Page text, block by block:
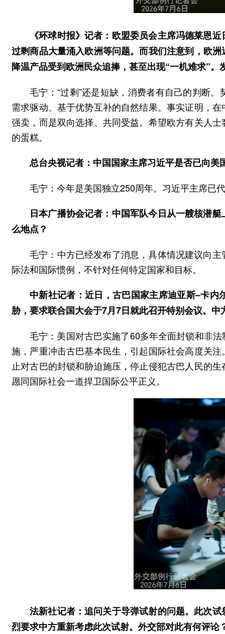
《环球时报》记者：欧盟委员会主席冯德莱恩
过剩商品大量涌入欧洲等问题。而我们注意到，欧
降温产品受到欧洲民众追捧，甚至出现“一机难求”。
毛宁：“过剩”还是短缺，消费者有自己的判断
需求驱动、基于优势互补的自然结果。事实证明，
强卖，而是双向选择、共同受益。希望欧方有关人
的蛋糕。
总台央视记者：中国国家主席习近平是否已向
毛宁：今年是美国独立250周年。习近平主席已
日本广播协会记者：中国军队今日从一艘核潜
么地点？
毛宁：中方已经发布了消息，具体情况建议向
际法和国际惯例，不针对任何特定国家和目标。
中新社记者：近日，古巴国家主席迪亚斯–卡
胁，要求联合国大会于7月7日就此召开特别会议。中
毛宁：美国对古巴实施了60多年全面封锁和非
施，严重冲击古巴基本民生，引起国际社会高度关
止对古巴的封锁和胁迫施压，停止侵犯古巴人民的
愿同国际社会一道捍卫国际公平正义。
法新社记者：追问关于导弹试射的问题。此次
烈要求中方重新考虑此次试射。外交部对此有何评论